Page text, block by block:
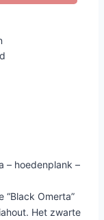
– hoedenplank –
Omerta”
Het zwarte